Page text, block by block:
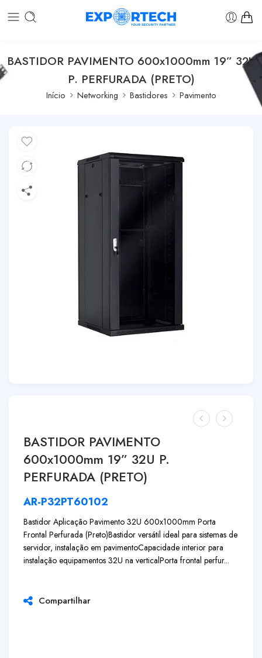
BASTIDOR PAVIMENTO 600x1000mm 19” 32U
P. PERFURADA (PRETO)
Início Networking Bastidores Pavimento
BASTIDOR PAVIMENTO
600x1000mm 19” 32U P.
PERFURADA (PRETO)
AR-P32PT60102
Bastidor Aplicação Pavimento 32U 600x1000mm Porta
Frontal Perfurada (Preto)Bastidor versátil ideal para sistemas de
servidor, instalação em pavimentoCapacidade interior para
instalação equipamentos 32U na verticalPorta frontal perfur...
Compartilhar